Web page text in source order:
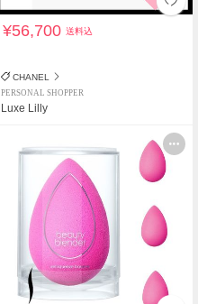
¥56,700送料込
CHANEL
PERSONAL SHOPPER
Luxe Lilly